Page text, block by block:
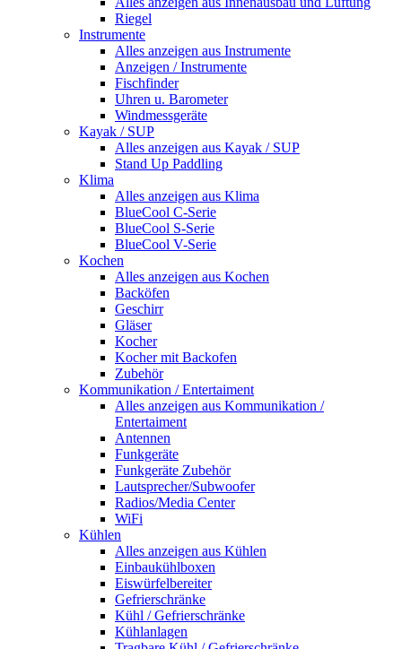
Riegel
Instrumente
Alles anzeigen aus Instrumente
Anzeigen / Instrumente
Fischfinder
Uhren u. Barometer
Windmessgeräte
Kayak / SUP
Alles anzeigen aus Kayak / SUP
Stand Up Paddling
Klima
Alles anzeigen aus Klima
BlueCool C-Serie
BlueCool S-Serie
BlueCool V-Serie
Kochen
Alles anzeigen aus Kochen
Backöfen
Geschirr
Gläser
Kocher
Kocher mit Backofen
Zubehör
Kommunikation / Entertaiment
Alles anzeigen aus Kommunikation /
Entertaiment
Antennen
Funkgeräte
Funkgeräte Zubehör
Lautsprecher/Subwoofer
Radios/Media Center
WiFi
Kühlen
Alles anzeigen aus Kühlen
Einbaukühlboxen
Eiswürfelbereiter
Gefrierschränke
Kühl / Gefrierschränke
Kühlanlagen